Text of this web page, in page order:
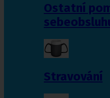
Ostatní
Stravování